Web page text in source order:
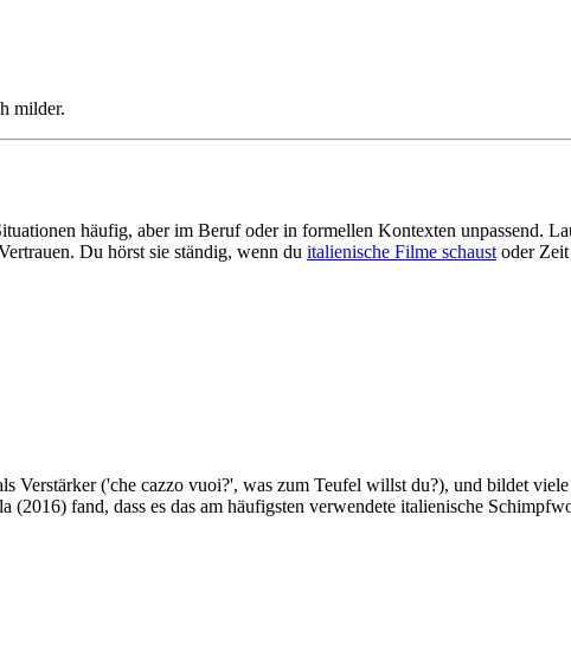
milder.
häufig, aber im Beruf oder in formellen Kontexten unpassend.
Du hörst sie ständig, wenn du italienische Filme schaust oder
('che cazzo vuoi?', was zum Teufel willst du?), und bildet
fand, dass es das am häufigsten verwendete italienische